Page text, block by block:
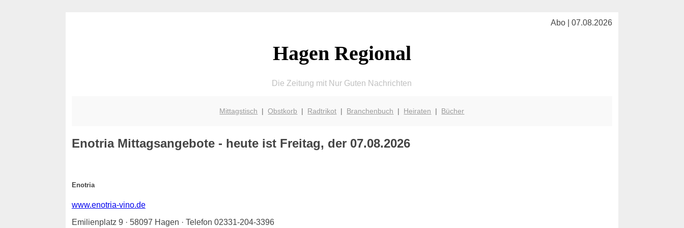
Abo | 07.08.2026
Hagen Regional
Die Zeitung mit Nur Guten Nachrichten
Mittagstisch |Obstkorb | Radtrikot | Branchenbuch | Heiraten | Bücher
EnotriaMittagsangebote - heute ist Freitag, der 07.08.2026
Enotria
www.enotria-vino.de
Emilienplatz 9 · 58097 Hagen · Telefon 02331-204-3396